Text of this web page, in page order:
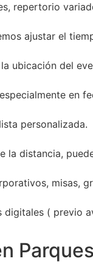
repertorio
ajustar el
ubicación del
en
personalizada.
la distancia,
misas,
( previo